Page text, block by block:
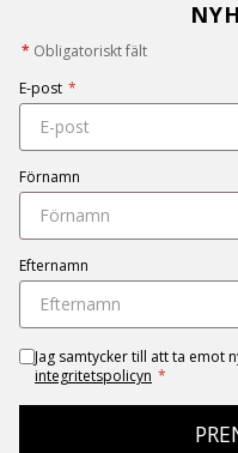
* Obligatoriskt fält
E-post *
Förnamn
Efternamn
Jag samtycker till att ta emot
integritetspolicyn *